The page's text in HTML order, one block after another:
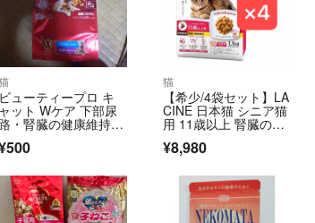
ビューティープロ キ
ャット Wケア 下部尿
路・腎臓の健康維持(1.
猫
【希少/4袋セット】LA
CINE 日本猫 シニア猫
用 11歳以上 腎臓の健
康維持 1.1kg×4個
¥8,980